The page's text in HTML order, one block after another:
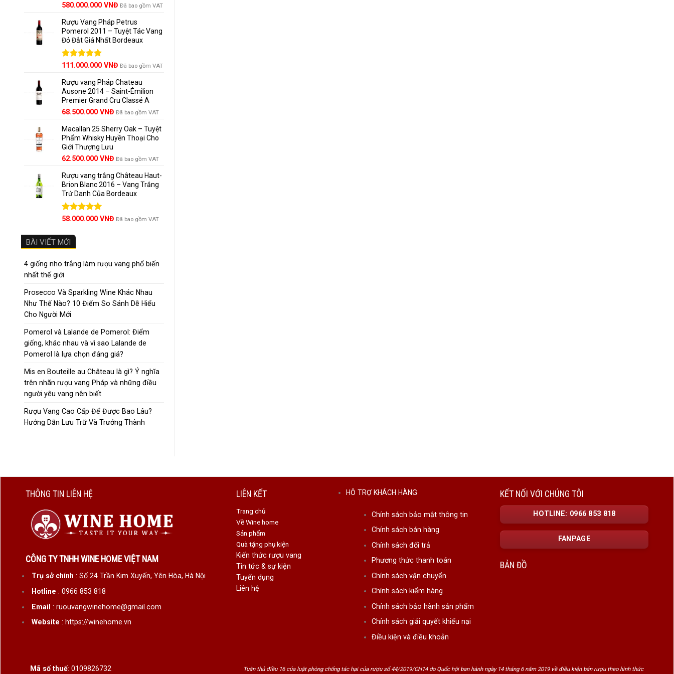
Được xếp
5 sao
580.000.000 VNĐ Đã bao gồm VAT
Rượu Vang Pháp Petrus
Pomerol 2011 – Tuyệt Tác Vang
Đỏ Đắt Giá Nhất Bordeaux
Được xếp
5 sao
Giá
là:
125.000.000 VNĐ.
111.000.000 VNĐGiá
tại
là:
111.000.000 VNĐ.
Đã bao gồm VAT
Rượu vang Pháp Chateau
Ausone 2014 – Saint-Émilion
Premier Grand Cru Classé A
68.500.000 VNĐ Đã bao gồm VAT
Macallan 25 Sherry Oak – Tuyệt
Phẩm Whisky Huyền Thoại Cho
Giới Thượng Lưu
Giá
là:
65.000.000 VNĐ.
62.500.000 VNĐGiá
tại
là:
62.500.000 VNĐ.
Đã bao gồm VAT
Rượu vang trắng Château Haut-
Brion Blanc 2016 – Vang Trắng
Trứ Danh Của Bordeaux
Được xếp
5 sao
58.000.000 VNĐ Đã bao gồm VAT
BÀI VIẾT MỚI
4 giống nho trắng làm rượu vang phổ biến
nhất thế giới
Prosecco Và Sparkling Wine Khác Nhau
Như Thế Nào? 10 Điểm So Sánh Dễ Hiểu
Cho Người Mới
Pomerol và Lalande de Pomerol: Điểm
giống, khác nhau và vì sao Lalande de
Pomerol là lựa chọn đáng giá?
Mis en Bouteille au Château là gì? Ý nghĩa
trên nhãn rượu vang Pháp và những điều
người yêu vang nên biết
Rượu Vang Cao Cấp Để Được Bao Lâu?
Hướng Dẫn Lưu Trữ Và Trưởng Thành
WineHome cam kết:
Nguồn gốc rõ ràng, chính hãng
Hộp quà thiết kế sang trọng
Tư vấn set quà phù hợp từng nhu cầu
6. Xu Hướng Tặng Rượu Vang Trong Các Dịp Lễ Tết
Xu hướng tặng rượu vang ngày càng phổ biến nhờ:
Tính thẩm mỹ cao
THÔNG TIN LIÊN HỆ
CÔNG TY TNHH WINE HOME VIỆT NAM
Trụ sở chính : Số 24 Trần Kim Xuyến, Yên Hòa, Hà Nội
Hotline : 0966 853 818
Email : ruouvangwinehome@gmail.com
Website : https://winehome.vn
LIÊN KẾT
Trang chủ
Về Wine home
Sản phẩm
Quà tặng phụ kiện
Kiến thức rượu vang
Tin tức & sự kiện
Tuyển dụng
Liên hệ
HỖ TRỢ KHÁCH HÀNG
Chính sách bảo mật thông tin
Chính sách bán hàng
Chính sách đổi trả
Phương thức thanh toán
Chính sách vận chuyển
Chính sách kiểm hàng
Chính sách bảo hành sản phẩm
Chính sách giải quyết khiếu nại
Điều kiện và điều khoản
KẾT NỐI VỚI CHÚNG TÔI
HOTLINE: 0966 853 818
FANPAGE
BẢN ĐỒ
Mã số thuế: 0109826732 Tuân thủ điều 16 của luật phòng chống tác hại của rượu số 44/2019/CH14 do Quốc hội ban hành ngày 14 tháng 6 năm 2019 về điều kiện bán rượu theo hình thức